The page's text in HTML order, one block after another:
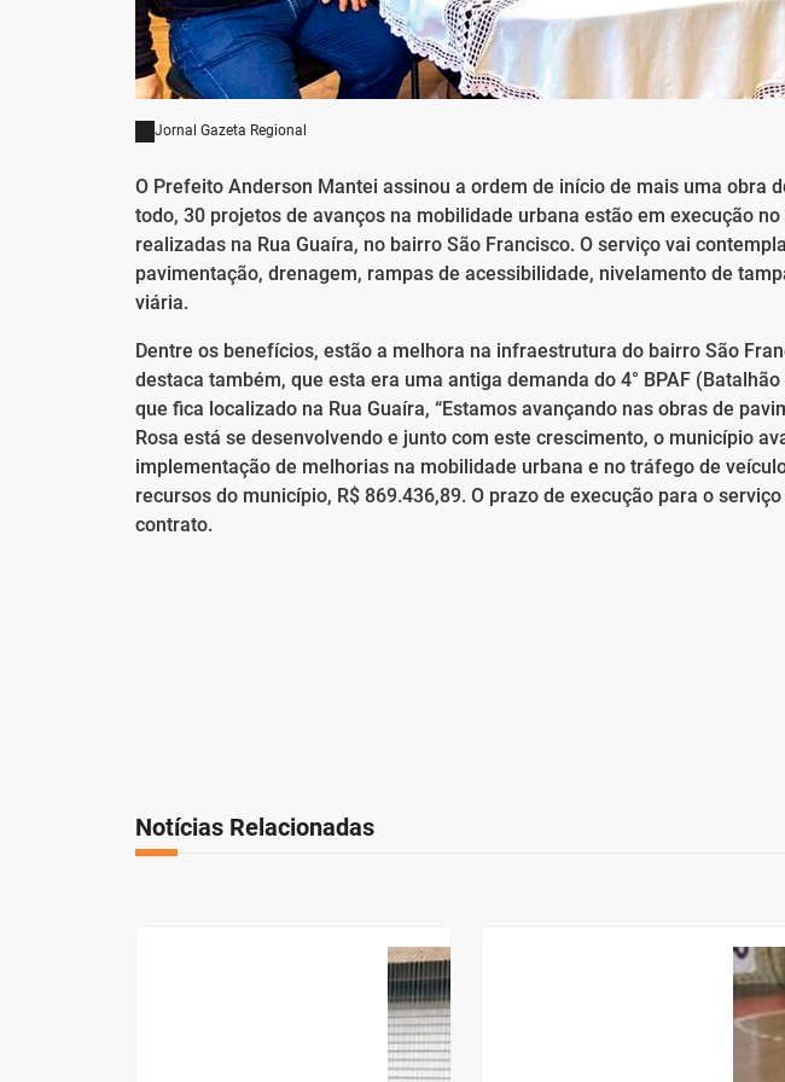
Jornal Gazeta Regional
O Prefeito Anderson Mantei assinou a ordem de início de mais uma obra
todo, 30 projetos de avanços na mobilidade urbana estão em execução
realizadas na Rua Guaíra, no bairro São Francisco. O serviço vai
pavimentação, drenagem, rampas de acessibilidade, nivelamento de
viária.
Dentre os benefícios, estão a melhora na infraestrutura do bairro São
destaca também, que esta era uma antiga demanda do 4° BPAF
que fica localizado na Rua Guaíra, “Estamos avançando nas obras de
Rosa está se desenvolvendo e junto com este crescimento, o município
implementação de melhorias na mobilidade urbana e no tráfego de
recursos do município, R$ 869.436,89. O prazo de execução para o
contrato.
Notícias Relacionadas